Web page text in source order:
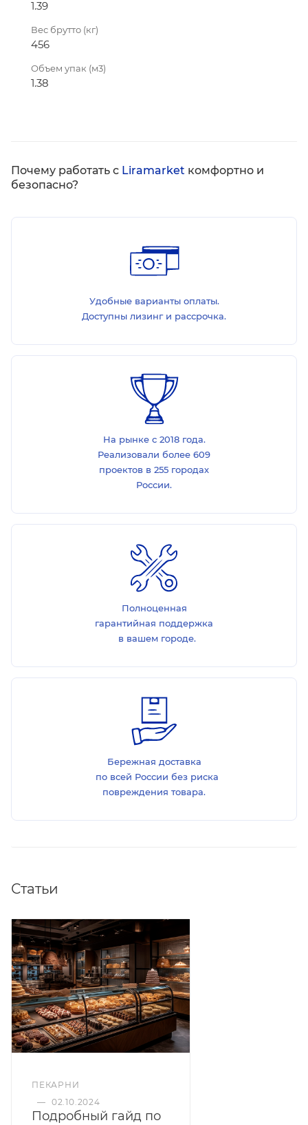
1.39
Вес брутто (кг)
456
Объем упак (м3)
1.38
Почему работать с Liramarket комфортно и
безопасно?
Удобные варианты оплаты.
Доступны лизинг и рассрочка.
На рынке с 2018 года.
Реализовали более 609
проектов в 255 городах
России.
Полноценная
гарантийная поддержка
в вашем городе.
Бережная доставка
по всей России без риска
повреждения товара.
Статьи
ПЕКАРНИ
— 02.10.2024
Подробный гайд по